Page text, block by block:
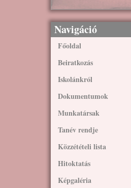
Navigáció
Főoldal
Beiratkozás
Iskolánkról
Dokumentumok
Munkatársak
Tanév rendje
Közzétételi lista
Hitoktatás
Képgaléria